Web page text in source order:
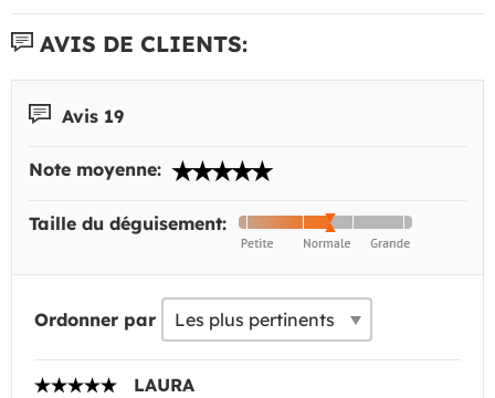
AVIS DE CLIENTS:
Avis 19
Note moyenne:
Taille du déguisement:
Ordonner par
LAURA